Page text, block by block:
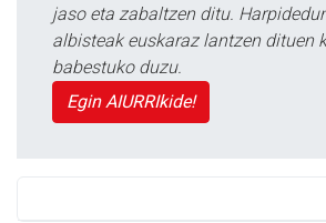
jaso eta zabaltzen ditu.
albisteak euskaraz lantzen dituen
babestuko duzu.
Egin AIURRIkide!